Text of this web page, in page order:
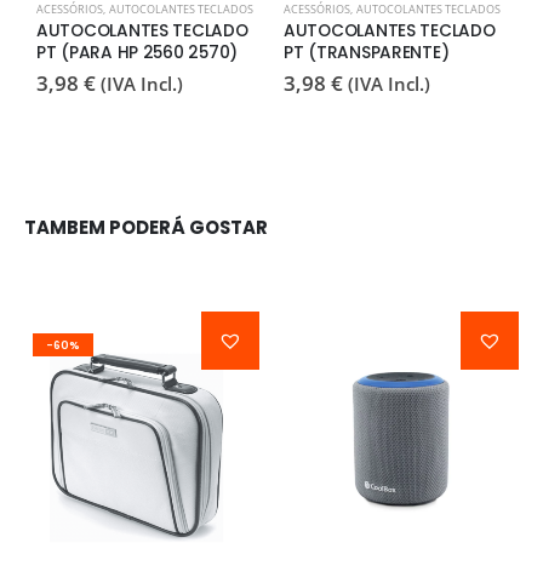
ACESSÓRIOS, AUTOCOLANTES TECLADOS
AUTOCOLANTES TECLADO
PT (PARA HP 2560 2570)
3,98 € (IVA Incl.)
ACESSÓRIOS, AUTOCOLANTES TECLADOS
AUTOCOLANTES TECLADO
PT (TRANSPARENTE)
3,98 € (IVA Incl.)
TAMBEM PODERÁ GOSTAR
-60%